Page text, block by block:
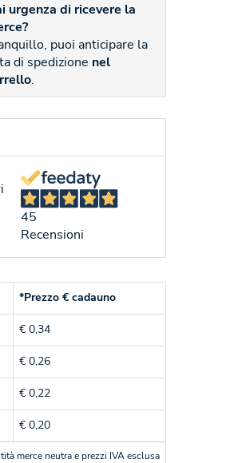
urgenza di ricevere la
puoi anticipare la
di spedizione nel
.
45
Recensioni
*Prezzo € cadauno
€ 0,34
€ 0,26
€ 0,22
€ 0,20
merce neutra e prezzi IVA esclusa